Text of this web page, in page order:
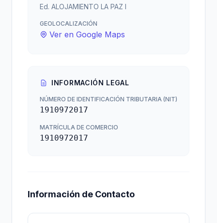
Ed. ALOJAMIENTO LA PAZ I
GEOLOCALIZACIÓN
Ver en Google Maps
INFORMACIÓN LEGAL
NÚMERO DE IDENTIFICACIÓN TRIBUTARIA (NIT)
1910972017
MATRÍCULA DE COMERCIO
1910972017
Información de Contacto